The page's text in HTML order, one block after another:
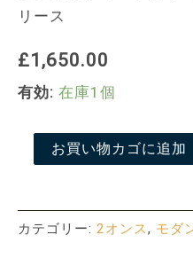
リース
£1,650.00
有効: 在庫1個
お買い物カゴに追加
カテゴリー: 2オンス, モダ